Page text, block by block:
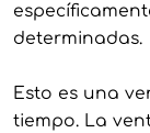
determinadas.
Esto es una
tiempo. La